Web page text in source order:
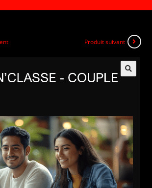
Produit suivant